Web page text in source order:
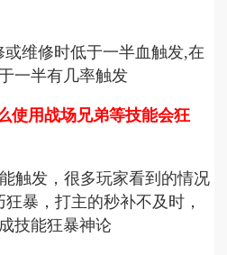
或维修时低于一半血触发,在
一半有几率触发
使用战场兄弟等技能会狂
触发，很多玩家看到的情况
暴，打主的秒补不及时，
技能狂暴神论